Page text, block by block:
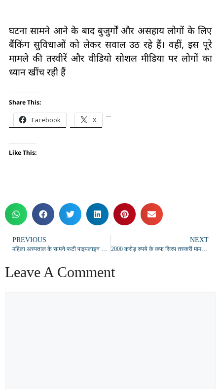
घटना सामने आने के बाद बुजुर्गों और असहाय लोगों के लिए
बैंकिंग सुविधाओं को लेकर सवाल उठ रहे हैं। वहीं, इस पूरे
मामले की तस्वीरें और वीडियो सोशल मीडिया पर लोगों का
ध्यान खींच रही हैं
Share This:
Facebook X
Like This:
PREVIOUS
महिला अस्पताल के सामने फटी पाइपलाइन से जलभराव, मरीजों और राहगीरों की बढ़ी परेशानी
NEXT
2000 करोड़ रुपये के कफ सिरप तस्करी मामले का फरार सरगना शुभम जायसवाल जल्द होगा गिरफ्तार, दुबई को भेजा गया अनुरोध
Leave A Comment